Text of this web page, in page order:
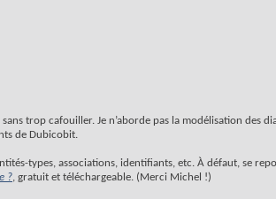
trop cafouiller. Je n’aborde pas la modélisation des
de Dubicobit.
types, associations, identifiants, etc. À défaut, se
?, gratuit et téléchargeable. (Merci Michel !)